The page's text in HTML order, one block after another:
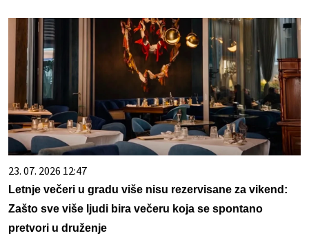
23. 07. 2026 12:47
Letnje večeri u gradu više nisu rezervisane za vikend:
Zašto sve više ljudi bira večeru koja se spontano
pretvori u druženje